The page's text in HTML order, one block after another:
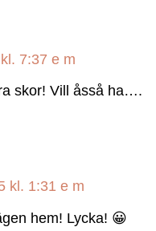
7:37 e m
skor! Vill åsså ha….
kl. 1:31 e m
hem! Lycka! 😀